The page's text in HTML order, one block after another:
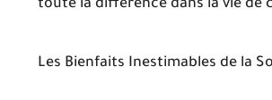
toute la différence dans la vie de
Les Bienfaits Inestimables de la